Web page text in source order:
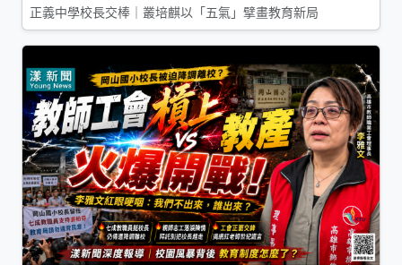
正義中學校長交棒｜叢培麒以「五氣」擘畫教育新局